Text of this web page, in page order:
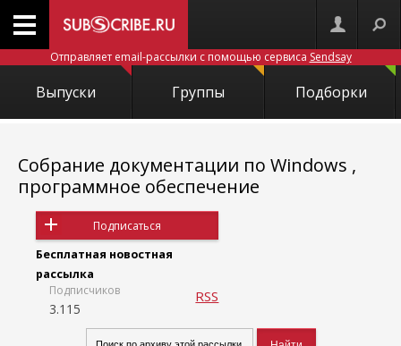
Отправляет email-рассылки с помощью сервиса Sendsay
Выпуски Группы Подборки
Собрание документации по Windows ,
программное обеспечение
Подписаться
Бесплатная новостная
рассылка
Подписчиков
3.115
RSS